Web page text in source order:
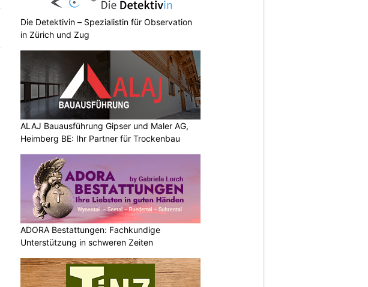
Die Detektivin – Spezialistin für Observation
in Zürich und Zug
ALAJ Bauausführung Gipser und Maler AG,
Heimberg BE: Ihr Partner für Trockenbau
ADORA Bestattungen: Fachkundige
Unterstützung in schweren Zeiten